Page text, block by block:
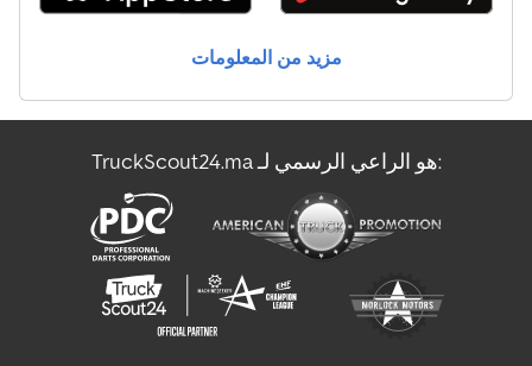
شاحنة نقل الحليب
مركبة نقل أموال مدرعة
ناقل الزجاج
مزيد من المعلومات
TruckScout24.ma هو الراعي الرسمي لـ: